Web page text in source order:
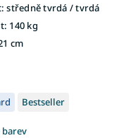
středně tvrdá / tvrdá
140 kg
cm
Bestseller
barev